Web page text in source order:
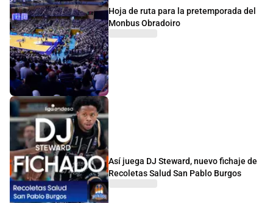
Hoja de ruta para la pretemporada del
Monbus Obradoiro
Así juega DJ Steward, nuevo fichaje de
Recoletas Salud San Pablo Burgos